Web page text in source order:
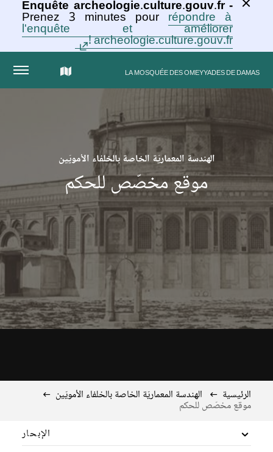
Enquête archeologie.culture.gouv.fr -
Prenez 3 minutes pour répondre à
l'enquête et améliorer
archeologie.culture.gouv.fr !
LA MOSQUÉE DES OMEYYADES DE DAMAS الخريطة
الهندسة المعماريّة الخاصة بالخلفاء الأمويّين
موقع مخصّص للحكم
الرئيسية الهندسة المعماريّة الخاصة بالخلفاء الأمويّين
موقع مخصّص للحكم
الإبحار